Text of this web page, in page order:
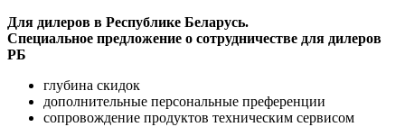
Для дилеров в Республике Беларусь.
Специальное предложение о сотрудничестве для дилеров
РБ
глубина скидок
дополнительные персональные преференции
сопровождение продуктов техническим сервисом